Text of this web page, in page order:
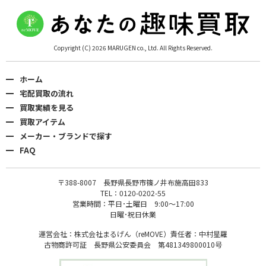
Copyright (C) 2026 MARUGEN co., Ltd. All Rights Reserved.
ホーム
宅配買取の流れ
買取実績を見る
買取アイテム
メーカー・ブランドで探す
FAQ
〒388-8007 長野県長野市篠ノ井布施高田833
TEL：0120-0202-55
営業時間：平日･土曜日 9:00〜17:00
日曜･祝日休業
運営会社：株式会社まるげん（reMOVE）責任者：中村星羅
古物商許可証 長野県公安委員会 第481349800010号